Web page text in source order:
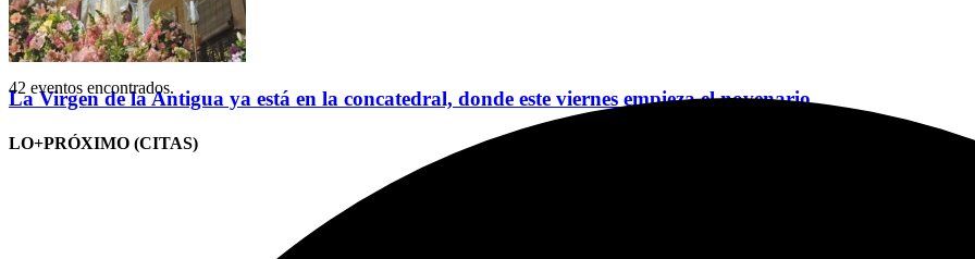
La Virgen de la Antigua ya está en la concatedral, donde este viernes empieza el novenario
LO+PRÓXIMO (CITAS)
42 eventos encontrados.